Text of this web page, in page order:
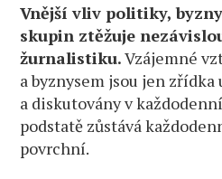
Vnější vliv politiky,
skupin ztěžuje
žurnalistiku.Vzájemné
a byznysem jsou jen zřídka
a diskutovány v
podstatě zůstává
povrchní.